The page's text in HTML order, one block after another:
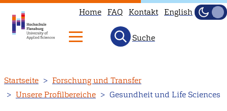
zum
Inhalt
Home FAQ Kontakt English
Hell
Suche
Startseite
Forschung und Transfer
Unsere Profilbereiche
Gesundheit und Life Sciences